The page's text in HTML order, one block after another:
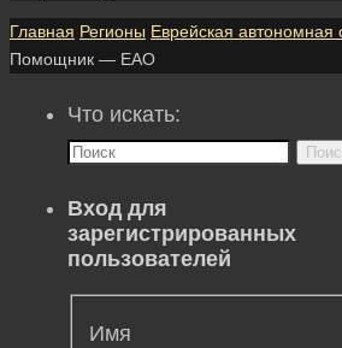
Главная Регионы Еврейская автономная
Помощник — ЕАО
Что искать:
Вход для
зарегистрированных
пользователей
Имя